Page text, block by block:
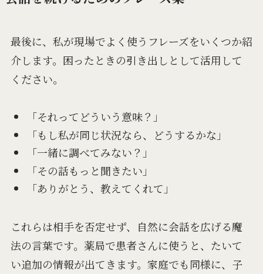
最後に、私が現場でよく使うフレーズをいくつか紹
介します。困ったときの引き出しとして活用して
ください。
「それってどういう意味？」
「もし私が同じ状況なら、どうするかな」
「一緒に調べてみない？」
「その話もっと聞きたい」
「ありがとう、教えてくれて」
これらは相手を否定せず、自然に会話を広げる魔
法の言葉です。薬局で患者さんに使うと、たいて
い追加の情報が出てきます。家庭でも同様に、子